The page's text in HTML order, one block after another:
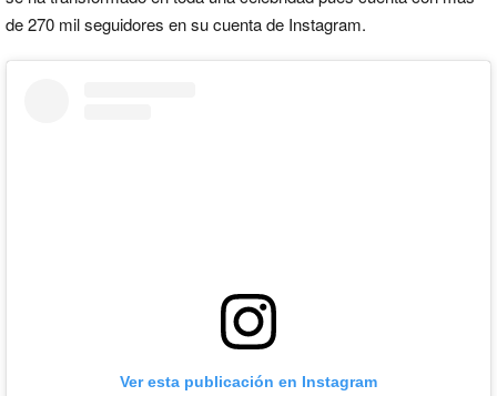
de 270 mil seguidores en su cuenta de Instagram.
Ver esta publicación en Instagram